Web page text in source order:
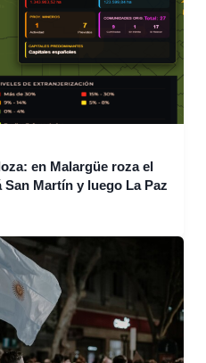
en Malargüe roza el
San Martín y luego La Paz